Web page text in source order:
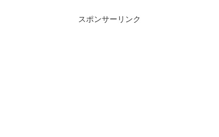
スポンサーリンク